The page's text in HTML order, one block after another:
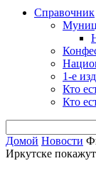
Справочник
1-е
Кто
Кто
Домой Новости
Иркутске